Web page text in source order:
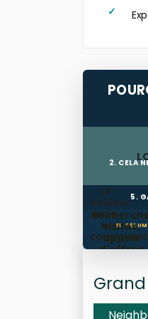
2. CELA
Le
bailleur
paie
la
5.
visites,
appels
d'offres
EN